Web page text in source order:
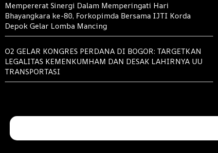
Mempererat Sinergi Dalam Memperingati Hari
Bhayangkara ke-80, Forkopimda Bersama IJTI Korda
Depok Gelar Lomba Mancing
O2 GELAR KONGRES PERDANA DI BOGOR: TARGETKAN
LEGALITAS KEMENKUMHAM DAN DESAK LAHIRNYA UU
TRANSPORTASI